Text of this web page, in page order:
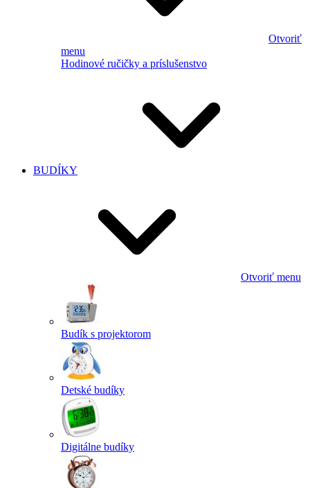
Otvoriť
menu
Hodinové ručičky a príslušenstvo
BUDÍKY
Otvoriť menu
Budík s projektorom
Detské budíky
Digitálne budíky